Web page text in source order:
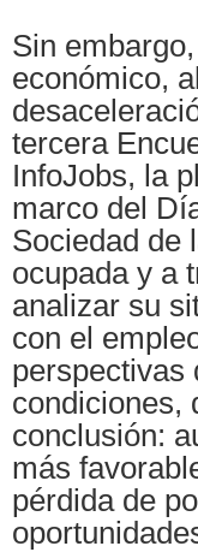
Sin
económico,
tercera
InfoJobs, la
marco del
Sociedad de
ocupada y a
analizar su
con el
perspectivas
condiciones,
conclusión:
más
pérdida de